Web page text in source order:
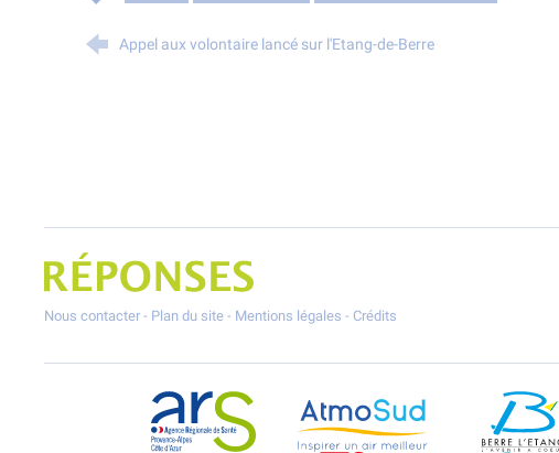
Appel aux volontaire lancé sur l'Etang-de-Berre
Projet Réponses - Réduire les POllutioNs en Santé Environnement
Nous contacter - Plan du site - Mentions légales - Crédits
ARS Paca AtmoSud